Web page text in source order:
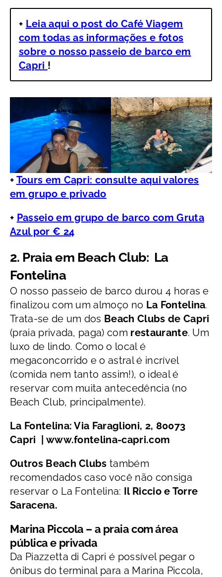
+ Leia aqui o post do Café Viagem
com todas as informações e fotos
sobre o nosso passeio de barco em
Capri !
+ Tours em Capri: consulte aqui valores
em grupo e privado
+ Passeio em grupo de barco com Gruta
Azul por € 24
2. Praia em Beach Club: La
Fontelina
O nosso passeio de barco durou 4 horas e
finalizou com um almoço no La Fontelina.
Trata-se de um dos Beach Clubs de Capri
(praia privada, paga) com restaurante. Um
luxo de lindo. Como o local é
megaconcorrido e o astral é incrível
(comida nem tanto assim!), o ideal é
reservar com muita antecedência (no
Beach Club, principalmente).
La Fontelina: Via Faraglioni, 2, 80073
Capri | www.fontelina-capri.com
Outros Beach Clubs também
recomendados caso você não consiga
reservar o La Fontelina: Il Riccio e Torre
Saracena.
Marina Piccola – a praia com área
pública e privada
Da Piazzetta di Capri é possível pegar o
ônibus do terminal para a Marina Piccola,